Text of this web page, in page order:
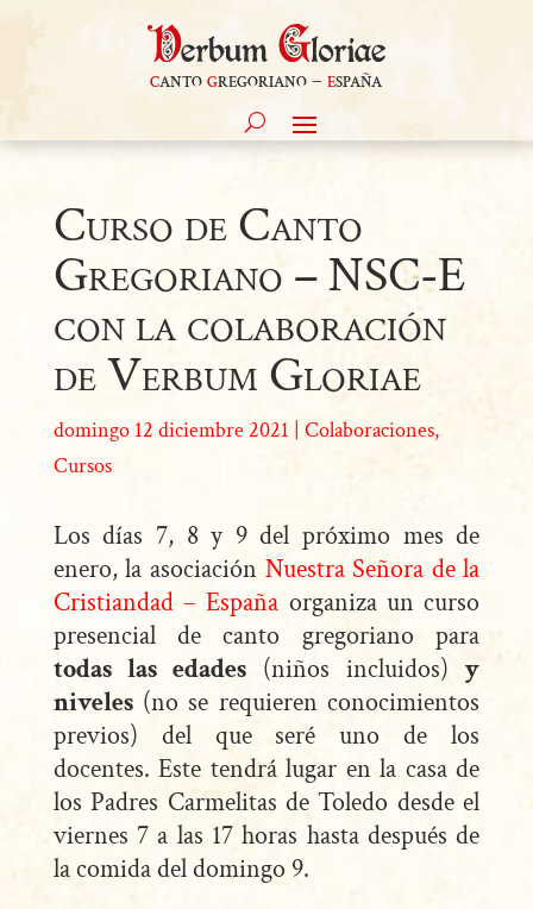
cantogregoriano –españa
Curso de Canto
Gregoriano – NSC-E
con la colaboración
de Verbum Gloriae
domingo 12 diciembre 2021 | Colaboraciones,
Cursos
Los días 7, 8 y 9 del próximo mes de
enero, la asociación Nuestra Señora de la
Cristiandad – España organiza un curso
presencial de canto gregoriano para
todas las edades(niños incluidos)y
niveles(no se requieren conocimientos
previos) del que seré uno de los
docentes. Este tendrá lugar en la casa de
los Padres Carmelitas de Toledo desde el
viernes 7 a las 17 horas hasta después de
la comida del domingo 9.